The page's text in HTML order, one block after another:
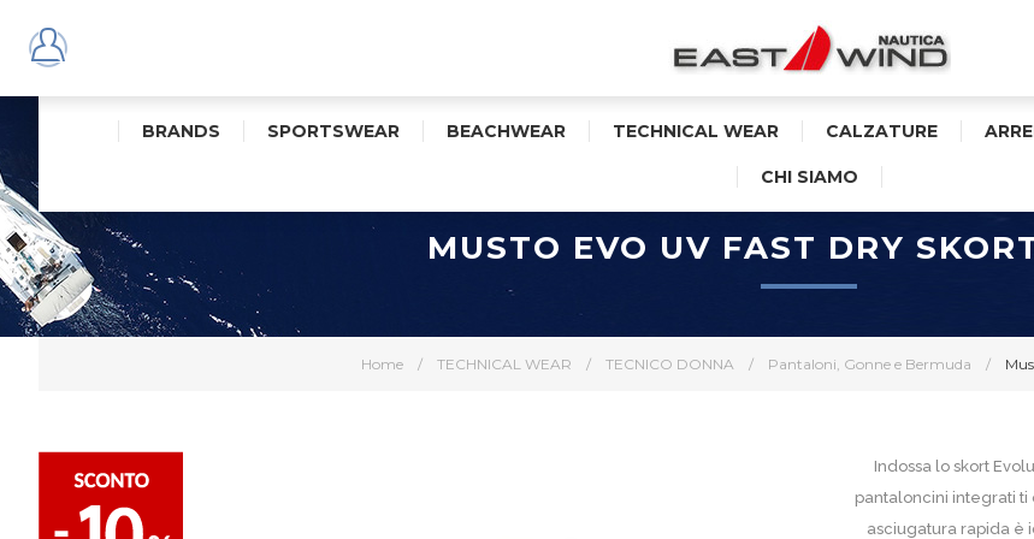
BRANDS SPORTSWEAR BEACHWEAR TECHNICAL WEAR CALZATURE
CHI SIAMO
Home / TECHNICAL WEAR / TECNICO DONNA / Pantaloni, Gonne e Bermuda /
MUSTO EVO UV FAST DRY
Indossa lo skort
pantaloncini integrati ti
asciugatura rapida è